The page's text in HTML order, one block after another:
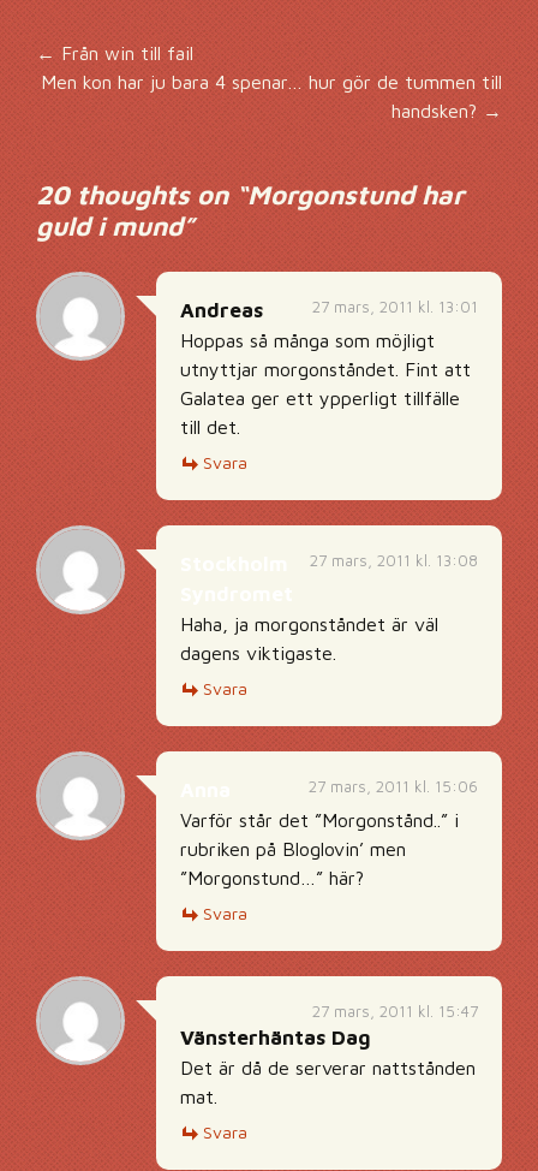
Inläggsnavigering
←Från win till fail
Men kon har ju bara 4 spenar… hur gör de tummen till
handsken? →
20 thoughts on “Morgonstund har
guld i mund”
27 mars, 2011 kl. 13:01
Andreas
Hoppas så många som möjligt
utnyttjar morgonståndet. Fint att
Galatea ger ett ypperligt tillfälle
till det.
Svara
27 mars, 2011 kl. 13:08
Haha, ja morgonståndet är väl
dagens viktigaste.
Svara
27 mars, 2011 kl. 15:06
Varför står det ”Morgonstånd..” i
rubriken på Bloglovin’ men
”Morgonstund…” här?
Svara
27 mars, 2011 kl. 15:47
Vänsterhäntas Dag
Det är då de serverar nattstånden
mat.
Svara